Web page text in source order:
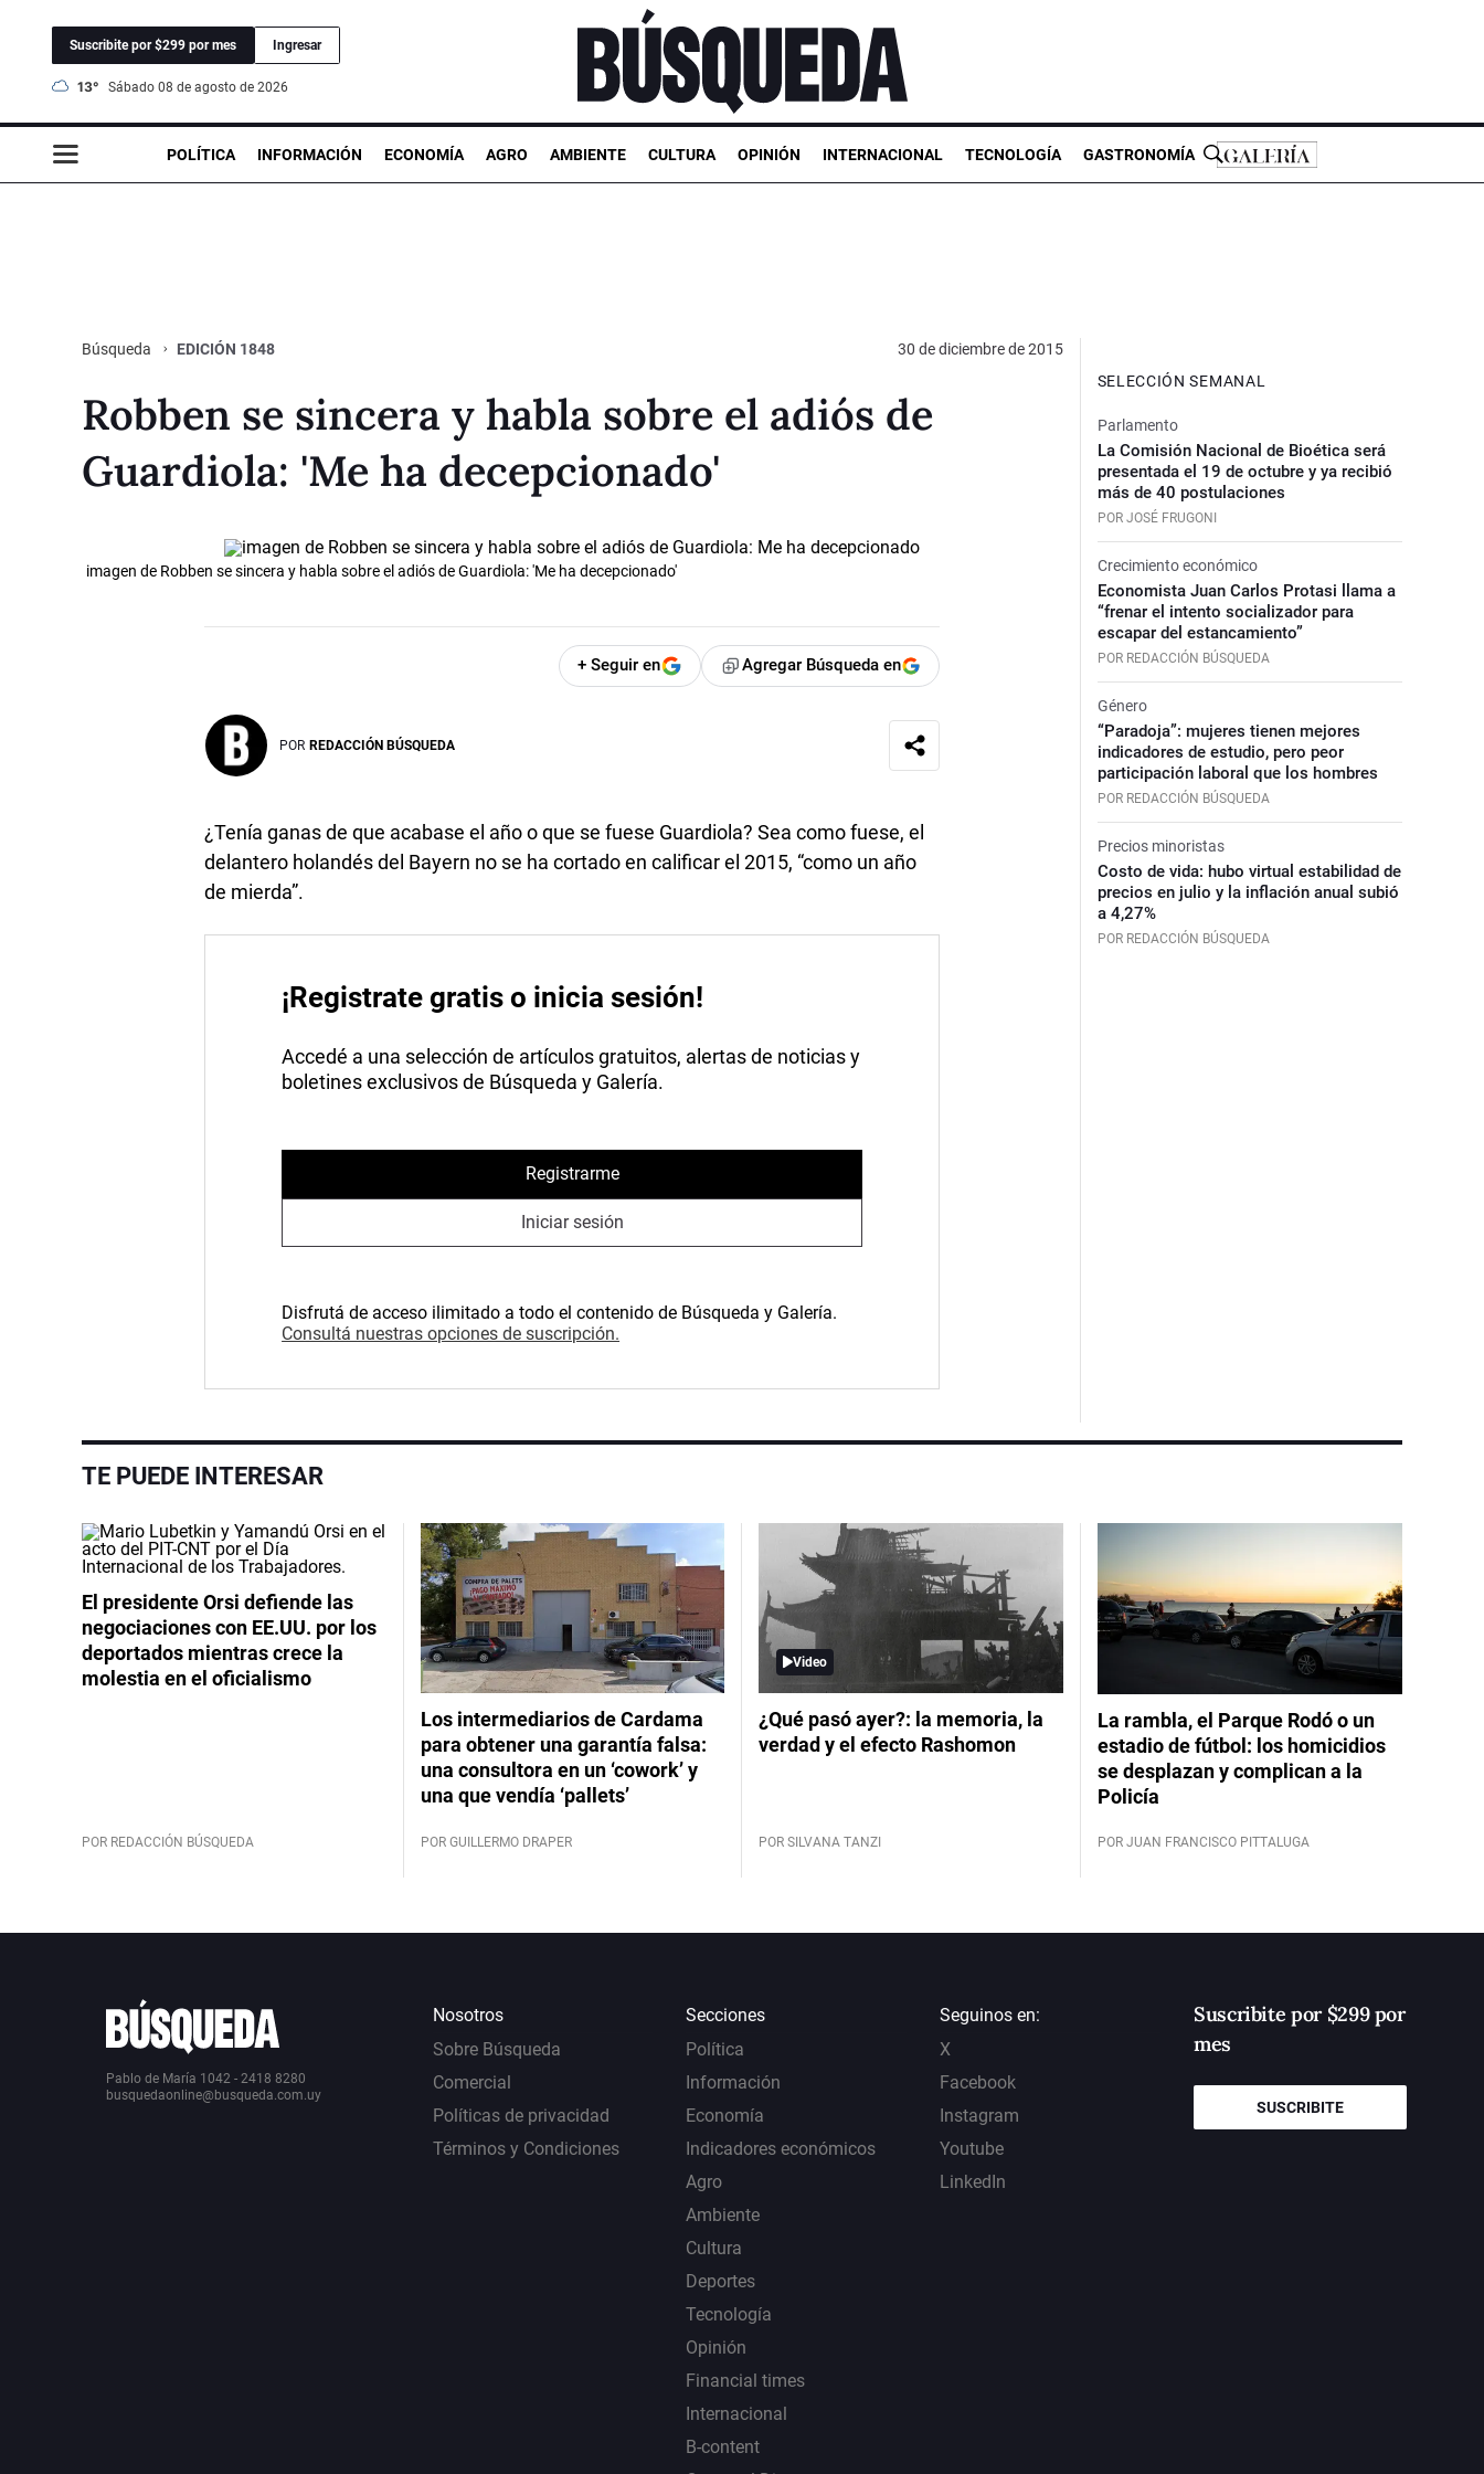
Suscribite por $299 por mes Ingresar
13° sábado 08 de agosto de 2026
POLÍTICA INFORMACIÓN ECONOMÍA AGRO AMBIENTE CULTURA OPINIÓN INTERNACIONAL TECNOLOGÍA GASTRONOMÍA
Búsqueda EDICIÓN 1848 30 de diciembre de 2015
Robben se sincera y habla sobre el adiós de
Guardiola: 'Me ha decepcionado'
imagen de Robben se sincera y habla sobre el adiós de Guardiola: 'Me ha decepcionado'
+ Seguir en Agregar Búsqueda en
POR REDACCIÓN BÚSQUEDA
¿Tenía ganas de que acabase el año o que se fuese Guardiola? Sea como fuese, el
delantero holandés del Bayern no se ha cortado en calificar el 2015, “como un año
de mierda”.
¡Registrate gratis o inicia sesión!
Accedé a una selección de artículos gratuitos, alertas de noticias y
boletines exclusivos de Búsqueda y Galería.
Registrarme
Iniciar sesión
Disfrutá de acceso ilimitado a todo el contenido de Búsqueda y Galería.
Consultá nuestras opciones de suscripción.
SELECCIÓN SEMANAL
Parlamento
La Comisión Nacional de Bioética será
presentada el 19 de octubre y ya recibió
más de 40 postulaciones
POR JOSÉ FRUGONI
Crecimiento económico
Economista Juan Carlos Protasi llama a
“frenar el intento socializador para
escapar del estancamiento”
POR REDACCIÓN BÚSQUEDA
Género
“Paradoja”: mujeres tienen mejores
indicadores de estudio, pero peor
participación laboral que los hombres
POR REDACCIÓN BÚSQUEDA
Precios minoristas
Costo de vida: hubo virtual estabilidad de
precios en julio y la inflación anual subió
a 4,27%
POR REDACCIÓN BÚSQUEDA
TE PUEDE INTERESAR
El presidente Orsi defiende las
negociaciones con EE.UU. por los
deportados mientras crece la
molestia en el oficialismo
POR REDACCIÓN BÚSQUEDA
Los intermediarios de Cardama
para obtener una garantía falsa:
una consultora en un ‘cowork’ y
una que vendía ‘pallets’
POR GUILLERMO DRAPER
Video
¿Qué pasó ayer?: la memoria, la
verdad y el efecto Rashomon
POR SILVANA TANZI
La rambla, el Parque Rodó o un
estadio de fútbol: los homicidios
se desplazan y complican a la
Policía
POR JUAN FRANCISCO PITTALUGA
Pablo de María 1042 - 2418 8280
busquedaonline@busqueda.com.uy
Nosotros
Sobre Búsqueda
Comercial
Políticas de privacidad
Términos y Condiciones
Secciones
Política
Información
Economía
Indicadores económicos
Agro
Ambiente
Cultura
Deportes
Tecnología
Opinión
Financial times
Internacional
B-content
Seguinos en:
X
Facebook
Instagram
Youtube
LinkedIn
Suscribite por $299 por
mes
SUSCRIBITE